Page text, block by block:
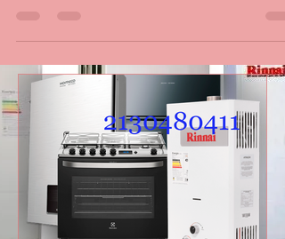
GASISTA NA BARRA DA TIJUCA RIO DE
ASSISTÊNCIA TÉCNICA DE AQUECEDOR A
GÁS. FOGÃO, TUBULAÇÃO DE GÁS,
APLICAÇÃO DE RESINA, NORMA NATURGY E
OUTROS. Estamos na Barra da Tijuca na Avenida
das Americas, 3333, Barra da Tijuca, atendemos
no Recreio dos Bandeiras, Curicica,
Pechincha, Taquara, Vila Valqueire, Praça Seca,
Campinho, Ligue 21 30480411 987915754
whatsapp Atendemos no mesmo dia ligando até